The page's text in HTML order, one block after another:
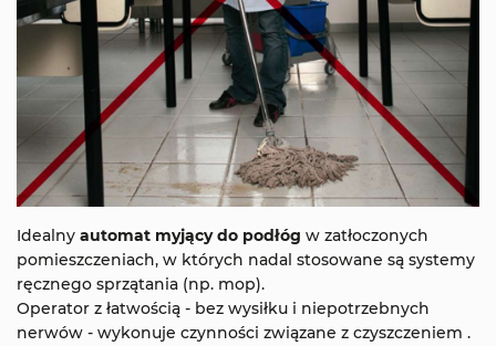
Idealny automat myjący do podłóg w zatłoczonych
pomieszczeniach, w których nadal stosowane są systemy
ręcznego sprzątania (np. mop).
Operator z łatwością - bez wysiłku i niepotrzebnych
nerwów - wykonuje czynności związane z czyszczeniem .